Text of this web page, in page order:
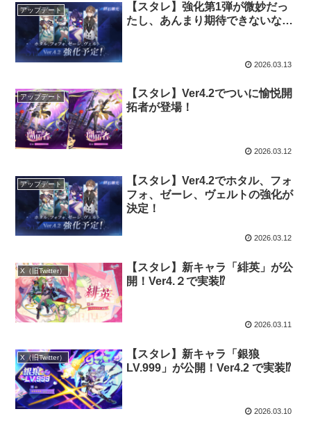
アップデート
【スタレ】強化第1弾が微妙だっ
たし、あんまり期待できないな…
2026.03.13
アップデート
【スタレ】Ver4.2でついに愉悦開
拓者が登場！
2026.03.12
アップデート
【スタレ】Ver4.2でホタル、フォ
フォ、ゼーレ、ヴェルトの強化が
決定！
2026.03.12
X（旧Twitter）
【スタレ】新キャラ「緋英」が公
開！Ver4.２で実装⁉
2026.03.11
X（旧Twitter）
【スタレ】新キャラ「銀狼
LV.999」が公開！Ver4.2 で実装⁉
2026.03.10